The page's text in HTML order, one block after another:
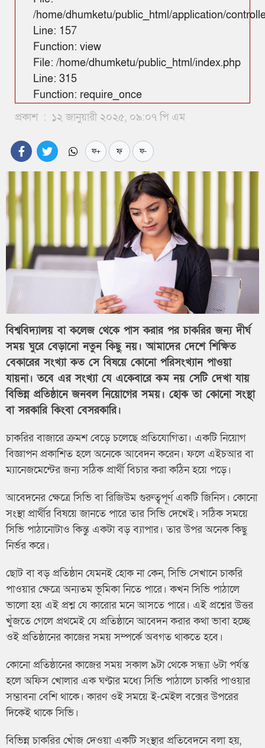
/home/dhumketu/public_html/application/
Line: 157
Function: view
File: /home/dhumketu/public_html/index.php
Line: 315
Function: require_once
প্রকাশ : ১২ জানুয়ারী ২০২৫, ০৯:০৭ পি এম
ফ+ ফ ফ-
বিশ্ববিদ্যালয় বা কলেজ থেকে পাস করার পর চাকরির জন্য দীর্ঘ
সময় ঘুরে বেড়ানো নতুন কিছু নয়। আমাদের দেশে শিক্ষিত
বেকারের সংখ্যা কত সে বিষয়ে কোনো পরিসংখ্যান পাওয়া
যায়না। তবে এর সংখ্যা যে একেবারে কম নয় সেটি দেখা যায়
বিভিন্ন প্রতিষ্ঠানে জনবল নিয়োগের সময়। হোক তা কোনো সংস্থা
বা সরকারি কিংবা বেসরকারি।
চাকরির বাজারে ক্রমশ বেড়ে চলেছে প্রতিযোগিতা। একটি নিয়োগ
বিজ্ঞাপন প্রকাশিত হলে অনেকে আবেদন করেন। ফলে এইচআর বা
ম্যানেজমেন্টের জন্য সঠিক প্রার্থী বিচার করা কঠিন হয়ে পড়ে।
আবেদনের ক্ষেত্রে সিভি বা রিজিউম গুরুত্বপূর্ণ একটি জিনিস। কোনো
সংস্থা প্রার্থীর বিষয়ে জানতে পারে তার সিভি দেখেই। সঠিক সময়ে
সিভি পাঠানোটাও কিন্তু একটা বড় ব্যাপার। তার উপর অনেক কিছু
নির্ভর করে।
ছোট বা বড় প্রতিষ্ঠান যেমনই হোক না কেন, সিভি সেখানে চাকরি
পাওয়ার ক্ষেত্রে অন্যতম ভূমিকা নিতে পারে। কখন সিভি পাঠালে
ভালো হয় এই প্রশ্ন যে কারোর মনে আসতে পারে। এই প্রশ্নের উত্তর
খুঁজতে গেলে প্রথমেই যে প্রতিষ্ঠানে আবেদন করার কথা ভাবা হচ্ছে
ওই প্রতিষ্ঠানের কাজের সময় সম্পর্কে অবগত থাকতে হবে।
কোনো প্রতিষ্ঠানের কাজের সময় সকাল ৯টা থেকে সন্ধ্যা ৬টা পর্যন্ত
হলে অফিস খোলার এক ঘণ্টার মধ্যে সিভি পাঠালে চাকরি পাওয়ার
সম্ভাবনা বেশি থাকে। কারণ ওই সময়ে ই-মেইল বক্সের উপরের
দিকেই থাকে সিভি।
বিভিন্ন চাকরির খোঁজ দেওয়া একটি সংস্থার প্রতিবেদনে বলা হয়,